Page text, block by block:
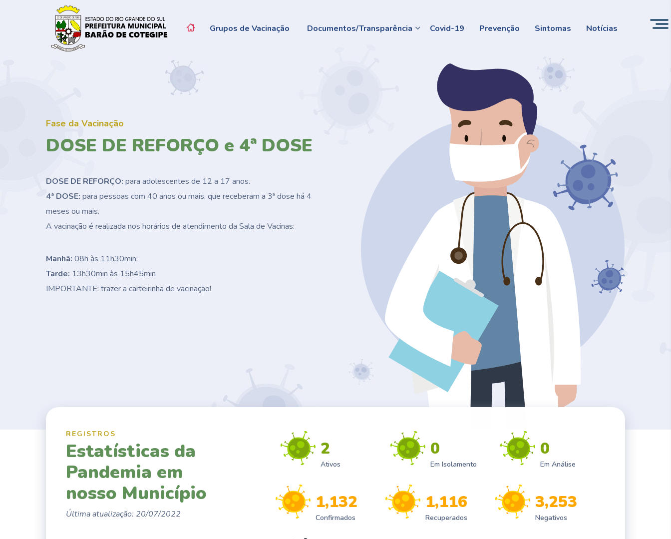
Grupos de Vacinação Documentos/Transparência Covid-19 Prevenção Sintomas Notícias
Fase da Vacinação
DOSE DE REFORÇO e 4ª DOSE
DOSE DE REFORÇO: para adolescentes de 12 a 17 anos.
4ª DOSE: para pessoas com 40 anos ou mais, que receberam a 3ª dose há 4
meses ou mais.
A vacinação é realizada nos horários de atendimento da Sala de Vacinas:
Manhã: 08h às 11h30min;
Tarde: 13h30min às 15h45min
IMPORTANTE: trazer a carteirinha de vacinação!
REGISTROS
Estatísticas da
Pandemia em
nosso Município
Última atualização: 20/07/2022
2
Ativos
0
Em Isolamento
0
Em Análise
1,132
Confirmados
1,116
Recuperados
3,253
Negativos